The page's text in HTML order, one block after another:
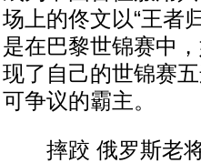
场上的佟文以“王者
是在巴黎世锦赛中
现了自己的世锦赛
可争议的霸主。
摔跤 俄罗斯老